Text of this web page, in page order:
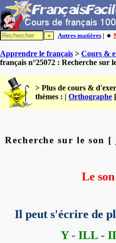
Autres matières | 🔸
Apprendre le français > Cours &
français n°25072 : Recherche sur
> Plus de cours &
thèmes : | Orthographe [
Recherche sur le son [
Le
Il peut s'écrire de
Y - ILL -